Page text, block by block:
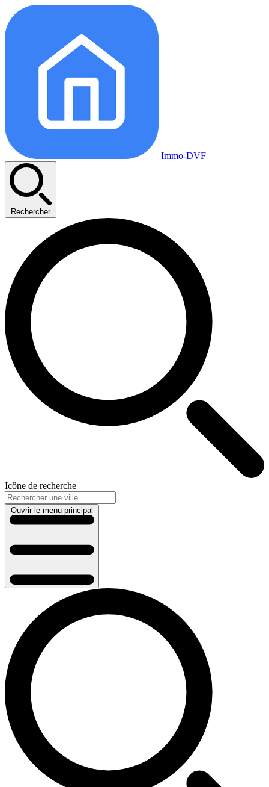
Immo-DVF
Rechercher
Icône de recherche
Ouvrir le menu principal